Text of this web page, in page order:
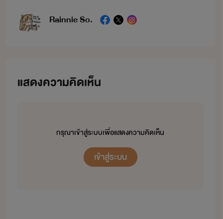
Rainnie So.
แสดงความคิดเห็น
กรุณาเข้าสู่ระบบเพื่อแสดงความคิดเห็น
เข้าสู่ระบบ